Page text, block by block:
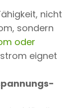
nicht
sondern
oder
eignet